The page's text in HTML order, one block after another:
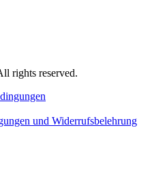
rights reserved.
und Widerrufsbelehrung